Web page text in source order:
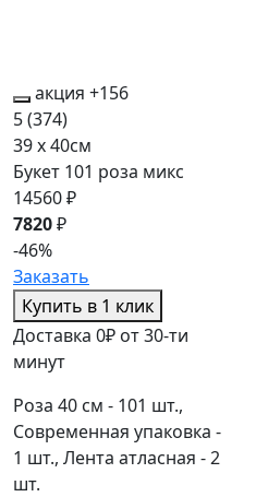
акция +156
5(374)
39 x 40см
Букет 101 роза микс
14560 ₽
7820₽
-46%
Заказать
Купить в 1 клик
Доставка 0₽ от 30-ти
минут
Роза 40 см - 101 шт.,
Современная упаковка -
1 шт., Лента атласная - 2
шт.